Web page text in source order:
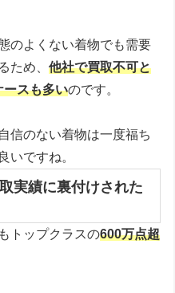
のよくない着物でも需要
ため、他社で買取不可と
ースも多いのです。
信のない着物は一度福ち
いですね。
実績に裏付けされた
トップクラスの600万点超